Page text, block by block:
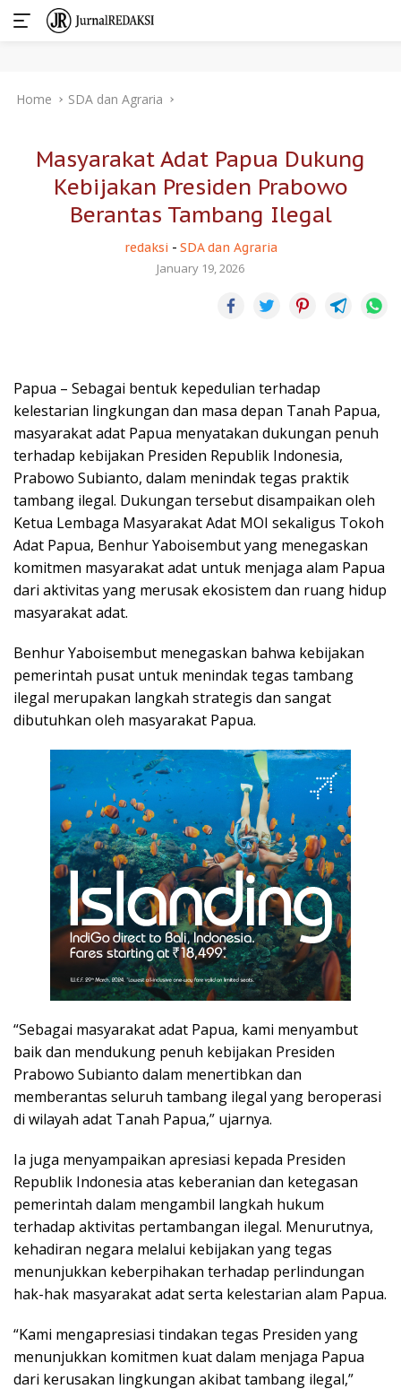
Home SDA dan Agraria
Masyarakat Adat Papua Dukung
Kebijakan Presiden Prabowo
Berantas Tambang Ilegal
redaksi - SDA dan Agraria
January 19, 2026
Papua – Sebagai bentuk kepedulian terhadap
kelestarian lingkungan dan masa depan Tanah Papua,
masyarakat adat Papua menyatakan dukungan penuh
terhadap kebijakan Presiden Republik Indonesia,
Prabowo Subianto, dalam menindak tegas praktik
tambang ilegal. Dukungan tersebut disampaikan oleh
Ketua Lembaga Masyarakat Adat MOI sekaligus Tokoh
Adat Papua, Benhur Yaboisembut yang menegaskan
komitmen masyarakat adat untuk menjaga alam Papua
dari aktivitas yang merusak ekosistem dan ruang hidup
masyarakat adat.
Benhur Yaboisembut menegaskan bahwa kebijakan
pemerintah pusat untuk menindak tegas tambang
ilegal merupakan langkah strategis dan sangat
dibutuhkan oleh masyarakat Papua.
“Sebagai masyarakat adat Papua, kami menyambut
baik dan mendukung penuh kebijakan Presiden
Prabowo Subianto dalam menertibkan dan
memberantas seluruh tambang ilegal yang beroperasi
di wilayah adat Tanah Papua,” ujarnya.
Ia juga menyampaikan apresiasi kepada Presiden
Republik Indonesia atas keberanian dan ketegasan
pemerintah dalam mengambil langkah hukum
terhadap aktivitas pertambangan ilegal. Menurutnya,
kehadiran negara melalui kebijakan yang tegas
menunjukkan keberpihakan terhadap perlindungan
hak-hak masyarakat adat serta kelestarian alam Papua.
“Kami mengapresiasi tindakan tegas Presiden yang
menunjukkan komitmen kuat dalam menjaga Papua
dari kerusakan lingkungan akibat tambang ilegal,”